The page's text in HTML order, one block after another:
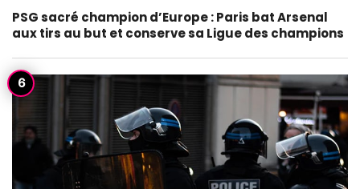
PSG sacré champion d’Europe : Paris bat Arsenal
aux tirs au but et conserve sa Ligue des champions